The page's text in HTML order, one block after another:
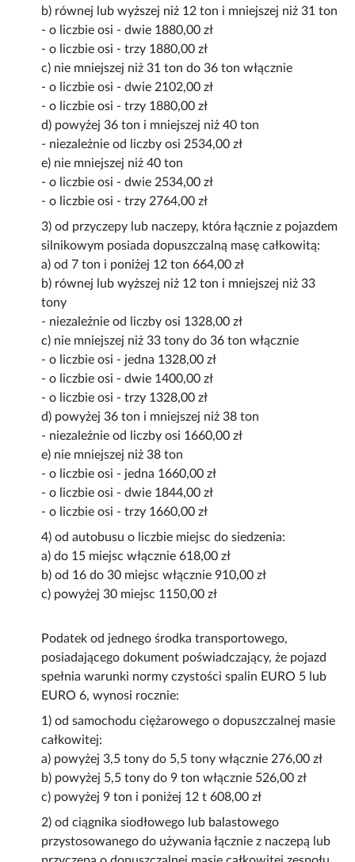
b) równej lub wyższej niż 12 ton i mniejszej niż 31 ton
- o liczbie osi - dwie 1880,00 zł
- o liczbie osi - trzy 1880,00 zł
c) nie mniejszej niż 31 ton do 36 ton włącznie
- o liczbie osi - dwie 2102,00 zł
- o liczbie osi - trzy 1880,00 zł
d) powyżej 36 ton i mniejszej niż 40 ton
- niezależnie od liczby osi 2534,00 zł
e) nie mniejszej niż 40 ton
- o liczbie osi - dwie 2534,00 zł
- o liczbie osi - trzy 2764,00 zł
3) od przyczepy lub naczepy, która łącznie z pojazdem
silnikowym posiada dopuszczalną masę całkowitą:
a) od 7 ton i poniżej 12 ton 664,00 zł
b) równej lub wyższej niż 12 ton i mniejszej niż 33
tony
- niezależnie od liczby osi 1328,00 zł
c) nie mniejszej niż 33 tony do 36 ton włącznie
- o liczbie osi - jedna 1328,00 zł
- o liczbie osi - dwie 1400,00 zł
- o liczbie osi - trzy 1328,00 zł
d) powyżej 36 ton i mniejszej niż 38 ton
- niezależnie od liczby osi 1660,00 zł
e) nie mniejszej niż 38 ton
- o liczbie osi - jedna 1660,00 zł
- o liczbie osi - dwie 1844,00 zł
- o liczbie osi - trzy 1660,00 zł
4) od autobusu o liczbie miejsc do siedzenia:
a) do 15 miejsc włącznie 618,00 zł
b) od 16 do 30 miejsc włącznie 910,00 zł
c) powyżej 30 miejsc 1150,00 zł
Podatek od jednego środka transportowego,
posiadającego dokument poświadczający, że pojazd
spełnia warunki normy czystości spalin EURO 5 lub
EURO 6, wynosi rocznie:
1) od samochodu ciężarowego o dopuszczalnej masie
całkowitej:
a) powyżej 3,5 tony do 5,5 tony włącznie 276,00 zł
b) powyżej 5,5 tony do 9 ton włącznie 526,00 zł
c) powyżej 9 ton i poniżej 12 t 608,00 zł
2) od ciągnika siodłowego lub balastowego
przystosowanego do używania łącznie z naczepą lub